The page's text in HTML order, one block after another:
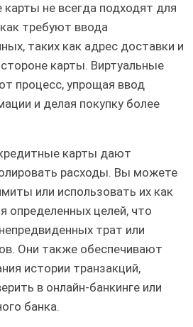
не всегда подходят для
требуют ввода
таких как адрес доставки и
карты. Виртуальные
процесс, упрощая ввод
и делая покупку более
карты дают
расходы. Вы можете
или использовать их как
определенных целей, что
трат или
Они также обеспечивают
истории транзакций,
в онлайн-банкинге или
банка.